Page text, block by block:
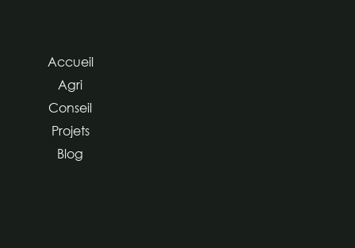
Accueil
Agri
Conseil
Projets
Blog